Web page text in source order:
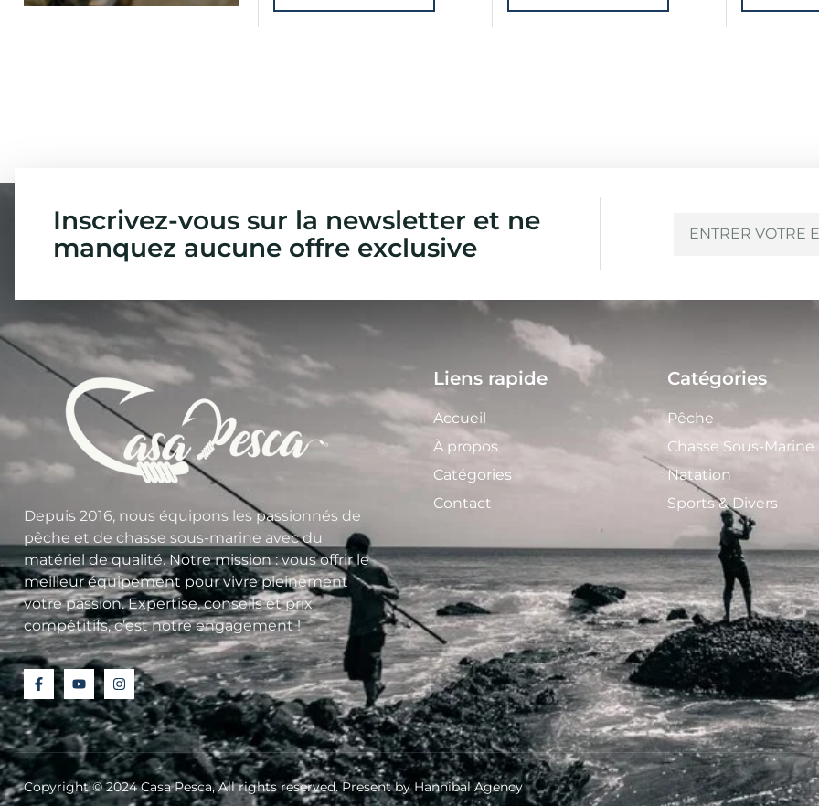
Inscrivez-vous sur la newsletter et ne
manquez aucune offre exclusive
Depuis 2016, nous équipons les passionnés de
pêche et de chasse sous-marine avec du
matériel de qualité. Notre mission : vous offrir le
meilleur équipement pour vivre pleinement
votre passion. Expertise, conseils et prix
compétitifs, c’est notre engagement !
Liens rapide
Accueil
À propos
Catégories
Contact
Catégories
Pêche
Chasse Sous-Marine
Natation
Sports & Divers
Copyright © 2024 Casa Pesca, All rights reserved. Present by Hannibal Agency